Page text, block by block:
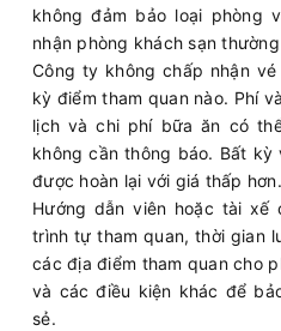
không đảm bảo loại phòng
nhận phòng khách sạn
Công ty không chấp nhận
kỳ điểm tham quan nào. Phí
lịch và chi phí bữa ăn có
không cần thông báo. Bất
được hoàn lại với giá thấp hơn.
Hướng dẫn viên hoặc tài xế
trình tự tham quan, thời gian
các địa điểm tham quan cho
và các điều kiện khác để
sẻ.